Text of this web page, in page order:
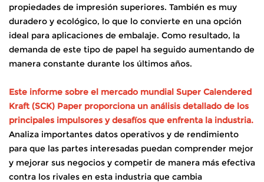
propiedades de impresión superiores. También es muy
duradero y ecológico, lo que lo convierte en una opción
ideal para aplicaciones de embalaje. Como resultado, la
demanda de este tipo de papel ha seguido aumentando de
manera constante durante los últimos años.
Este informe sobre el mercado mundial Super Calendered
Kraft (SCK) Paper proporciona un análisis detallado de los
principales impulsores y desafíos que enfrenta la industria.
Analiza importantes datos operativos y de rendimiento
para que las partes interesadas puedan comprender mejor
y mejorar sus negocios y competir de manera más efectiva
contra los rivales en esta industria que cambia